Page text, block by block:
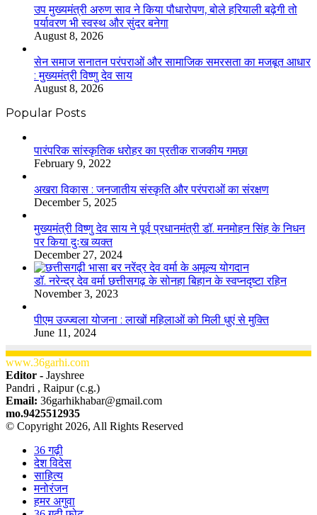
उप मुख्यमंत्री अरुण साव ने किया पौधारोपण, बोले हरियाली बढ़ेगी तो
पर्यावरण भी स्वस्थ और सुंदर बनेगा
August 8, 2026
सेन समाज सनातन परंपराओं और सामाजिक समरसता का मजबूत आधार
: मुख्यमंत्री विष्णु देव साय
August 8, 2026
Popular Posts
​​​​​​​पारंपरिक सांस्कृतिक धरोहर का प्रतीक राजकीय गमछा
February 9, 2022
अखरा विकास : जनजातीय संस्कृति और परंपराओं का संरक्षण
December 5, 2025
मुख्यमंत्री विष्णु देव साय ने पूर्व प्रधानमंत्री डॉ. मनमोहन सिंह के निधन
पर किया दुःख व्यक्त
December 27, 2024
डॉ. नरेन्द्र देव वर्मा छत्तीसगढ़ के सोनहा बिहान के स्वप्नदृष्टा रहिन
November 3, 2023
पीएम उज्ज्वला योजना : लाखों महिलाओं को मिली धुएं से मुक्ति
June 11, 2024
www.36garhi.com
Editor - Jayshree
Pandri , Raipur (c.g.)
Email: 36garhikhabar@gmail.com
mo.9425512935
© Copyright 2026, All Rights Reserved
36 गढ़ी
देश विदेस
साहित्य
मनोरंजन
हमर अगुवा